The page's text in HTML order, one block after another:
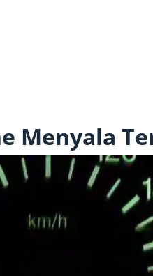
Menyala